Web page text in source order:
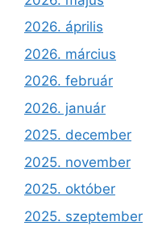
2026. április
2026. március
2026. február
2026. január
2025. december
2025. november
2025. október
2025. szeptember